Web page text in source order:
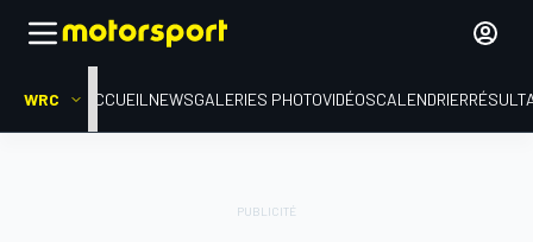
WRC ACCUEIL NEWSGALERIES PHOTOVIDÉOSCALENDRIER